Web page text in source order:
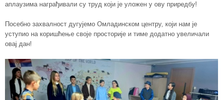
аплаузима награђивали су труд који је уложен у ову приредбу!
Посебно захвалност дугујемо Омладинском центру, који нам је
уступио на коришћење своје просторије и тиме додатно увеличали
овај дан!